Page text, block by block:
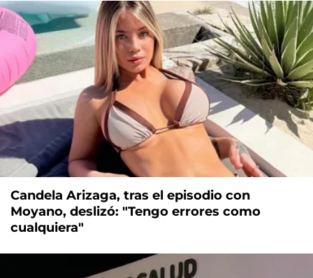
Candela Arizaga, tras el episodio con
Moyano, deslizó: "Tengo errores como
cualquiera"